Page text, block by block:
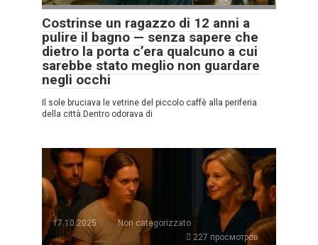
Costrinse un ragazzo di 12 anni a
pulire il bagno — senza sapere che
dietro la porta c’era qualcuno a cui
sarebbe stato meglio non guardare
negli occhi
Il sole bruciava le vetrine del piccolo caffè alla periferia
della città.Dentro odorava di
17.10.2025
Non categorizzato
227 просмотров